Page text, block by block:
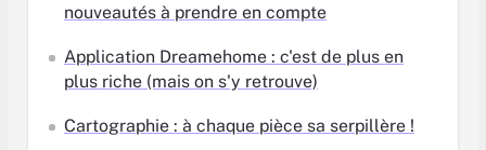
nouveautés à prendre en compte
Application Dreamehome : c'est de plus en
plus riche (mais on s'y retrouve)
Cartographie : à chaque pièce sa serpillère !